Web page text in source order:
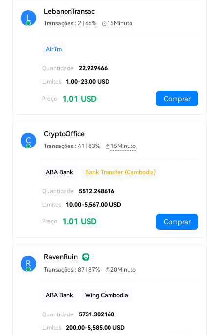
L
LebanonTransac
Transações:: 2 | 66% 15Minuto
AirTm
Quantidade
22.929466
Limites
1.00-23.00 USD
Preço 1.01 USD Comprar
C
CryptoOffice
Transações:: 41 | 83% 15Minuto
ABA Bank Bank Transfer (Cambodia)
Quantidade
5512.248616
Limites
10.00-5,567.00 USD
Preço 1.01 USD Comprar
R
RavenRuin
Transações:: 87 | 87% 20Minuto
ABA Bank Wing Cambodia
Quantidade
5731.302160
Limites
200.00-5,585.00 USD